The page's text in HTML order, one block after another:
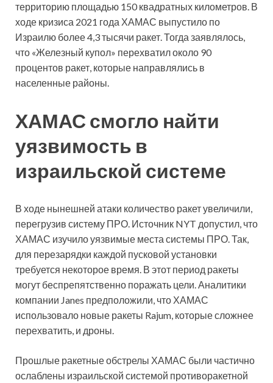
территорию площадью 150 квадратных километров. В
ходе кризиса 2021 года ХАМАС выпустило по
Израилю более 4,3 тысячи ракет. Тогда заявлялось,
что «Железный купол» перехватил около 90
процентов ракет, которые направлялись в
населенные районы.
ХАМАС смогло найти
уязвимость в
израильской системе
В ходе нынешней атаки количество ракет увеличили,
перегрузив систему ПРО. Источник NYT допустил, что
ХАМАС изучило уязвимые места системы ПРО. Так,
для перезарядки каждой пусковой установки
требуется некоторое время. В этот период ракеты
могут беспрепятственно поражать цели. Аналитики
компании Janes предположили, что ХАМАС
использовало новые ракеты Rajum, которые сложнее
перехватить, и дроны.
Прошлые ракетные обстрелы ХАМАС были частично
ослаблены израильской системой противоракетной